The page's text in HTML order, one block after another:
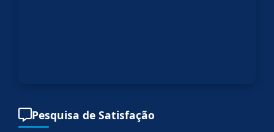
Pesquisa de Satisfação